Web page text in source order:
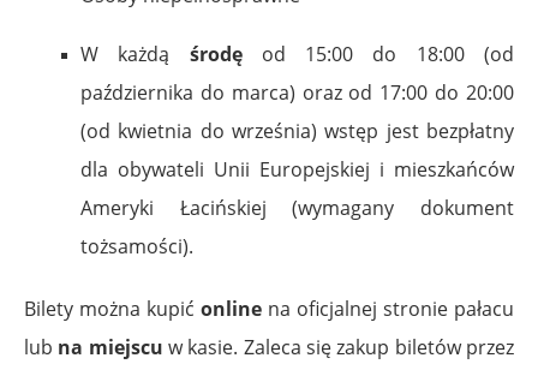
W każdą środęod 15:00 do 18:00 (od
października do marca) oraz od 17:00 do 20:00
(od kwietnia do września) wstęp jest bezpłatny
dla obywateli Unii Europejskiej i mieszkańców
Ameryki Łacińskiej (wymagany dokument
tożsamości).
Bilety można kupić online na oficjalnej stronie pałacu
lub na miejscu w kasie. Zaleca się zakup biletów przez